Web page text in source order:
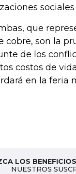
que
son la
de los
costos de
en la feria
LOS
NUESTROS